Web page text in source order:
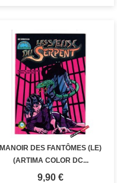
MANOIR DES FANTÔMES (LE)
(ARTIMA COLOR DC...
Prix
9,90 €